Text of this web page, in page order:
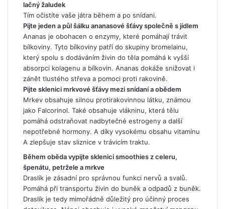
lačný žaludek
Tím očistíte vaše játra během a po snídani.
Pijte jeden a půl šálku ananasové šťávy společně s jídlem
Ananas je obohacen o enzymy, které pomáhají trávit
bílkoviny. Tyto bílkoviny patří do skupiny bromelainu,
který spolu s dodáváním živin do těla pomáhá k vyšší
absorpci kolagenu a bílkovin. Ananas dokáže snižovat i
zánět tlustého střeva a pomoci proti rakovině.
Pijte sklenici mrkvové šťávy mezi snídaní a obědem
Mrkev obsahuje silnou protirakovinnou látku, známou
jako Falcorinol. Také obsahuje vlákninu, která tělu
pomáhá odstraňovat nadbytečné estrogeny a další
nepotřebné hormony. A díky vysokému obsahu vitamínu
A zlepšuje stav sliznice v trávicím traktu.
Během oběda vypijte sklenici smoothies z celeru,
špenátu, petržele a mrkve
Draslík je zásadní pro správnou funkci nervů a svalů.
Pomáhá při transportu živin do buněk a odpadů z buněk.
Draslík je tedy mimořádně důležitý pro účinný proces